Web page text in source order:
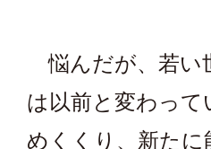
悩んだが、若い
は以前と変わっ
めくくり、新たに